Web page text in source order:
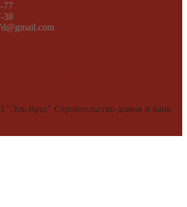
77
38
брус" Строительство домов и бань